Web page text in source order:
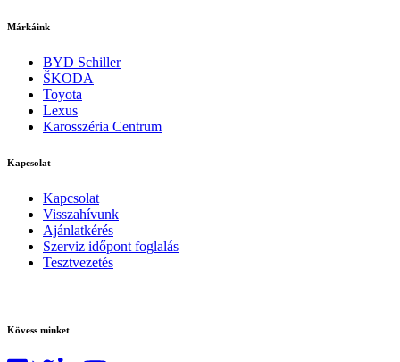
Márkáink
BYD Schiller
ŠKODA
Toyota
Lexus
Karosszéria Centrum
Kapcsolat
Kapcsolat
Visszahívunk
Ajánlatkérés
Szerviz időpont foglalás
Tesztvezetés
Kövess minket